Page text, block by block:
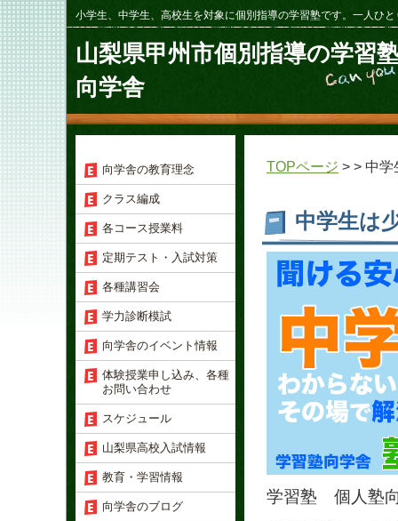
小学生、中学生、高校生を対象に個別指導の学習塾です。一人ひ
山梨県甲州市個別指導の学習
向学舎
TOPページ > > 中
中学生は
学習塾 個人塾
向学舎の教育理念
クラス編成
各コース授業料
定期テスト・入試対策
各種講習会
学力診断模試
向学舎のイベント情報
体験授業申し込み、各種
お問い合わせ
スケジュール
山梨県高校入試情報
教育・学習情報
向学舎のブログ